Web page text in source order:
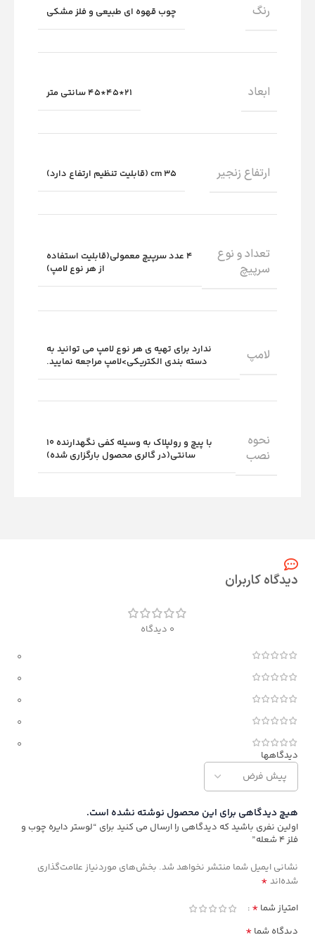
رنگ چوب قهوه ای طبیعی و فلز مشکی
ابعاد 21*45*45 سانتی متر
ارتفاع زنجیر 35 cm (قابلیت تنظیم ارتفاع دارد)
تعداد و نوع
سرپیچ
4 عدد سرپیچ معمولی(قابلیت استفاده
از هر نوع لامپ)
لامپ
ندارد برای تهیه ی هر نوع لامپ می توانید به
دسته بندی الکتریکی>لامپ مراجعه نمایید.
نحوه
نصب
با پیچ و رولپلاک به وسیله کفی نگهدارنده 10
سانتی(در گالری محصول بارگزاری شده)
دیدگاه کاربران
0 دیدگاه
0
0
0
0
0
دیدگاهها
هیچ دیدگاهی برای این محصول نوشته نشده است.
اولین نفری باشید که دیدگاهی را ارسال می کنید برای “لوستر دایره چوب و
فلز ۴ شعله”
نشانی ایمیل شما منتشر نخواهد شد. بخش‌های موردنیاز علامت‌گذاری
شده‌اند *
امتیاز شما *
دیدگاه شما *